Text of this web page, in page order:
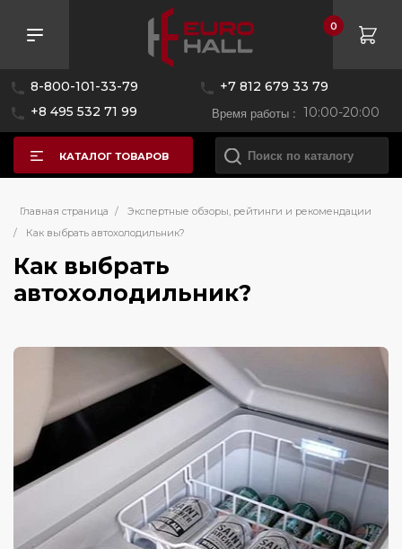
8-800-101-33-79
+7 812 679 33 79
+8 495 532 71 99
Время работы : 10:00-20:00
0
КАТАЛОГ ТОВАРОВ
Главная страница /
Экспертные обзоры, рейтинги и рекомендации
/
Как выбрать автохолодильник?
Как выбрать
автохолодильник?